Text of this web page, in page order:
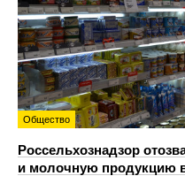
Общество
Россельхознадзор
и молочную продукцию